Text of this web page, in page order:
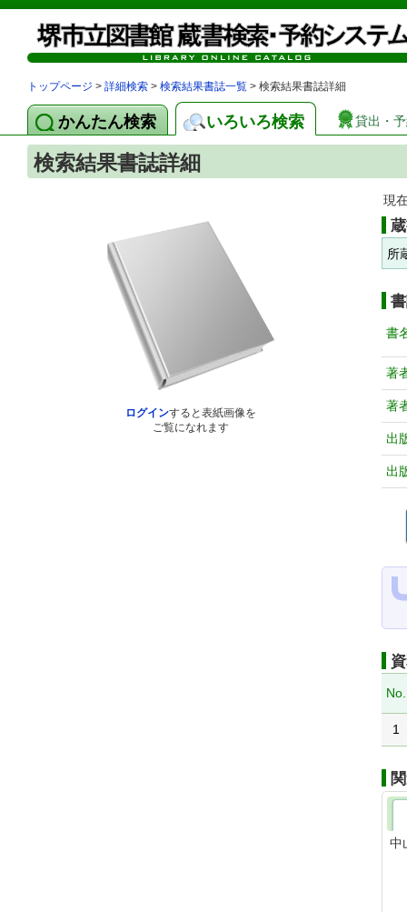
トップページ > 詳細検索 > 検索結果書誌一覧 > 検索結果書誌詳細
かんたん検索 いろいろ検索 貸出・
検索結果書誌詳細
ログインすると表紙画像を
ご覧になれます
現
所
書
著
著
出
出
No.
1
中